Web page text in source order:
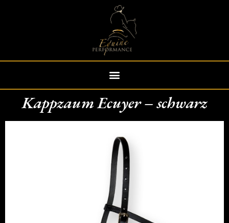
Kappzaum Ecuyer – schwarz